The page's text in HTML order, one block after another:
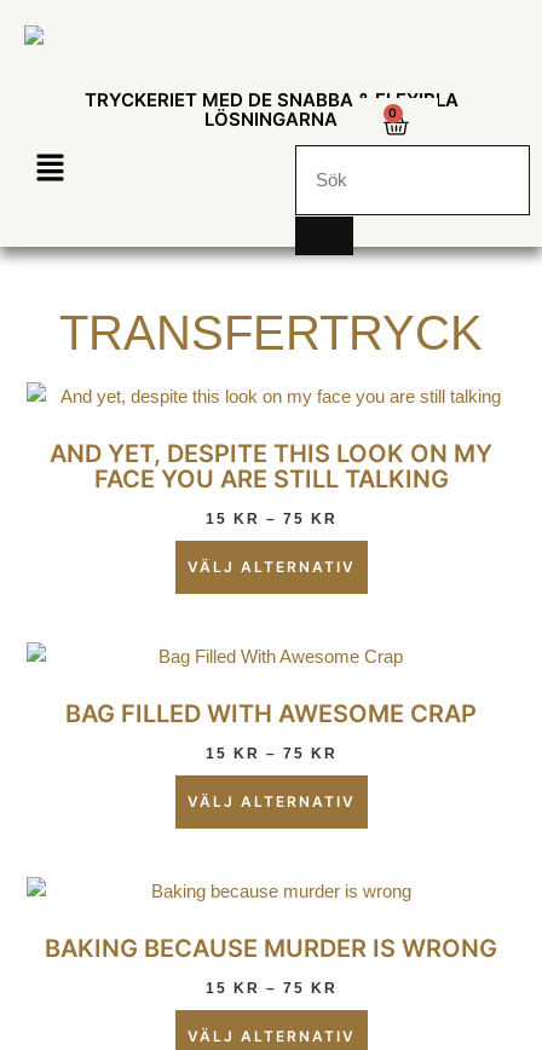
TRYCKERIET MED DE SNABBA & FLEXIBLA
LÖSNINGARNA
0
TRANSFERTRYCK
AND YET, DESPITE THIS LOOK ON MY
FACE YOU ARE STILL TALKING
15 KR – 75 KR
VÄLJ ALTERNATIV
BAG FILLED WITH AWESOME CRAP
15 KR – 75 KR
VÄLJ ALTERNATIV
BAKING BECAUSE MURDER IS WRONG
15 KR – 75 KR
VÄLJ ALTERNATIV